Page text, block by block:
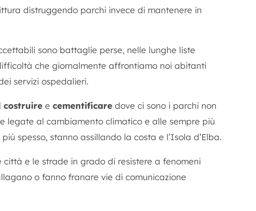
distruggendo parchi invece di mantenere in
sono battaglie perse, nelle lunghe liste
che giornalmente affrontiamo noi abitanti
servizi ospedalieri.
costruire e cementificare dove ci sono i parchi non
legate al cambiamento climatico e alle sempre più
spesso, stanno assillando la costa e l’Isola d’Elba.
città e le strade in grado di resistere a fenomeni
o fanno franare vie di comunicazione